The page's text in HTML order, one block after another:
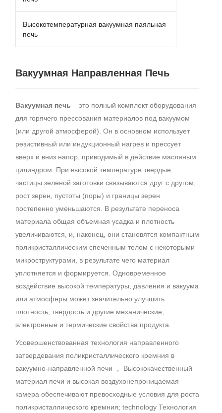
Высокотемпературная вакуумная паяльная
печь
Вакуумная Направленная Печь
Вакуумная печь – это полный комплект оборудования
для горячего прессования материалов под вакуумом
(или другой атмосферой). Он в основном использует
резистивный или индукционный нагрев и прессует
вверх и вниз напор, приводимый в действие масляным
цилиндром. При высокой температуре твердые
частицы зеленой заготовки связываются друг с другом,
рост зерен, пустоты (поры) и границы зерен
постепенно уменьшаются. В результате переноса
материала общая объемная усадка и плотность
увеличиваются, и, наконец, они становятся компактным
поликристаллическим спеченным телом с некоторыми
микроструктурами, в результате чего материал
уплотняется и формируется. Одновременное
воздействие высокой температуры, давления и вакуума
или атмосферы может значительно улучшить
плотность, твердость и другие механические,
электронные и термические свойства продукта.
Усовершенствованная технология направленного
затвердевания поликристаллического кремния в
вакуумно-направленной печи ， Высококачественный
материал печи и высокая воздухонепроницаемая
камера обеспечивают превосходные условия для роста
поликристаллического кремния; technology Технология